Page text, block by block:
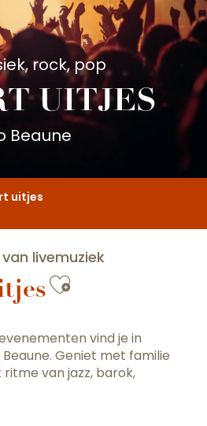
rock, pop
UITJES
Beaune
uitjes
livemuziek
Ajouter aux
vind je in
Geniet met familie
van jazz, barok,